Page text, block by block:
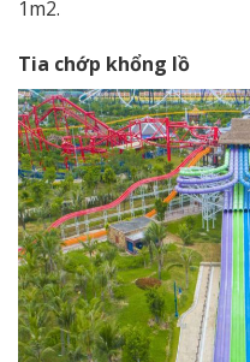
1m2.
Tia chớp khổng lồ